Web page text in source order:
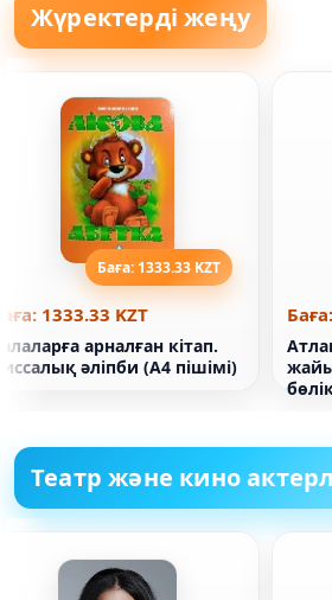
Жүректерді жеңу
Баға: 1333.33 KZT
1333.33 KZT
арналған кітап.
әліпби (А4 пішімі)
Театр және кино